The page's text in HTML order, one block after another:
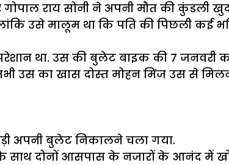
राय सोनी ने अपनी मौत की कुंडली
उसे मालूम था कि पति की पिछली कई
था. उस की बुलेट बाइक की 7
उस का खास दोस्त मोहन मिंज उस से
अपनी बुलेट निकालने चला गया.
साथ दोनों आसपास के नजारों के आनंद में